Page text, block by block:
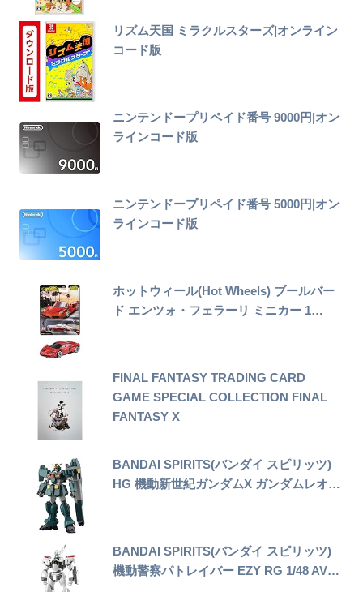
リズム天国 ミラクルスターズ|オンライン
コード版
ニンテンドープリペイド番号 9000円|オン
ラインコード版
ニンテンドープリペイド番号 5000円|オン
ラインコード版
ホットウィール(Hot Wheels) ブールバー
ド エンツォ・フェラーリ ミニカー 1…
FINAL FANTASY TRADING CARD
GAME SPECIAL COLLECTION FINAL
FANTASY X
BANDAI SPIRITS(バンダイ スピリッツ)
HG 機動新世紀ガンダムX ガンダムレオ…
BANDAI SPIRITS(バンダイ スピリッツ)
機動警察パトレイバー EZY RG 1/48 AV…